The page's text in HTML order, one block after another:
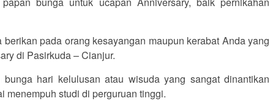
pada orang kesayangan maupun kerabat Anda yang
di Pasirkuda – Cianjur.
hari kelulusan atau wisuda yang sangat dinantikan
menempuh studi di perguruan tinggi.